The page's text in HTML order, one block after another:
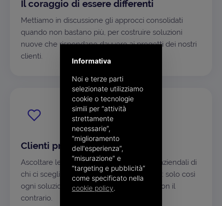
Il coraggio di essere differenti
Mettiamo in discussione gli approcci consolidati
quando non bastano più, per costruire soluzioni
nuove che rispondano davvero ai progetti dei nostri
clienti.
Clienti prima di tutto
Ascoltare le esigenze e capire i processi aziendali di
chi ci sceglie è il nostro punto di partenza: solo così
ogni soluzione si adatta al singolo caso, non il
contrario.
Informativa
Noi e terze parti
selezionate utilizziamo
cookie o tecnologie
simili per “attività
strettamente
necessarie”,
“miglioramento
dell'esperienza”,
“misurazione” e
“targeting e pubblicità”
come specificato nella
cookie policy.